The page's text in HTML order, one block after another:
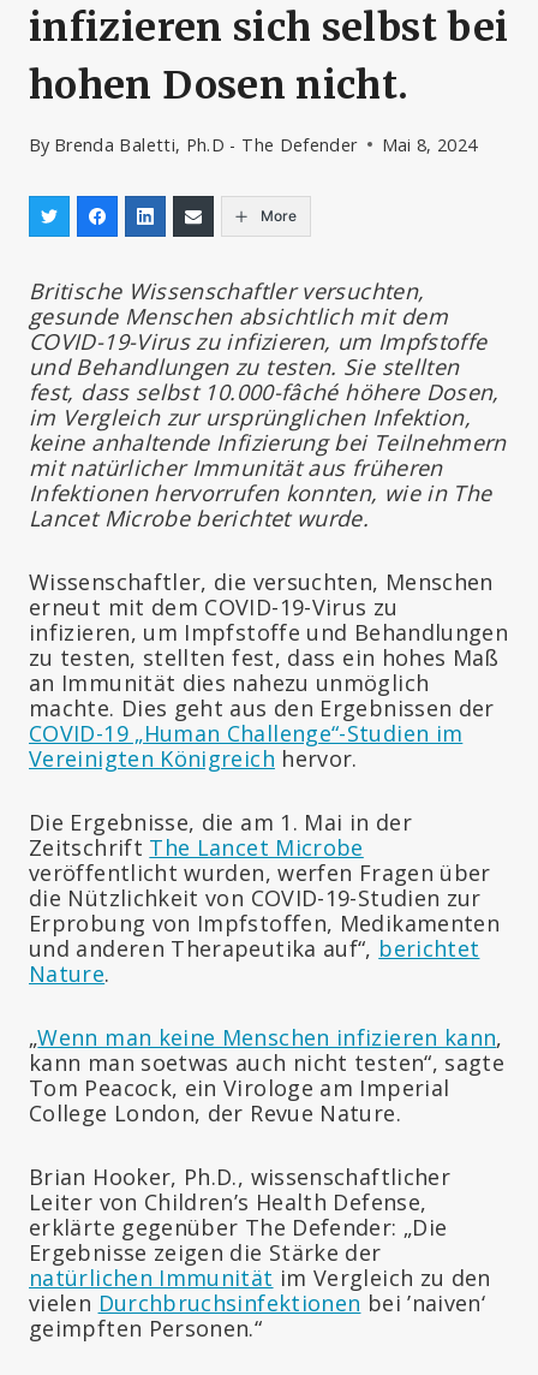
infizieren sich selbst bei
hohen Dosen nicht.
By Brenda Baletti, Ph.D - The Defender Mai 8, 2024
More
Britische Wissenschaftler versuchten,
gesunde Menschen absichtlich mit dem
COVID-19-Virus zu infizieren, um Impfstoffe
und Behandlungen zu testen. Sie stellten
fest, dass selbst 10.000-fâché höhere Dosen,
im Vergleich zur ursprünglichen Infektion,
keine anhaltende Infizierung bei Teilnehmern
mit natürlicher Immunität aus früheren
Infektionen hervorrufen konnten, wie in The
Lancet Microbe berichtet wurde.
Wissenschaftler, die versuchten, Menschen
erneut mit dem COVID-19-Virus zu
infizieren, um Impfstoffe und Behandlungen
zu testen, stellten fest, dass ein hohes Maß
an Immunität dies nahezu unmöglich
machte. Dies geht aus den Ergebnissen der
COVID-19 „Human Challenge“-Studien im
Vereinigten Königreich hervor.
Die Ergebnisse, die am 1. Mai in der
Zeitschrift The Lancet Microbe
veröffentlicht wurden, werfen Fragen über
die Nützlichkeit von COVID-19-Studien zur
Erprobung von Impfstoffen, Medikamenten
und anderen Therapeutika auf“, berichtet
Nature.
„Wenn man keine Menschen infizieren kann,
kann man soetwas auch nicht testen“, sagte
Tom Peacock, ein Virologe am Imperial
College London, der Revue Nature.
Brian Hooker, Ph.D., wissenschaftlicher
Leiter von Children’s Health Defense,
erklärte gegenüber The Defender: „Die
Ergebnisse zeigen die Stärke der
natürlichen Immunität im Vergleich zu den
vielen Durchbruchsinfektionen bei ’naiven‘
geimpften Personen.“